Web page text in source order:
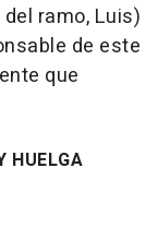
ramo, Luis)
de este
que
HUELGA